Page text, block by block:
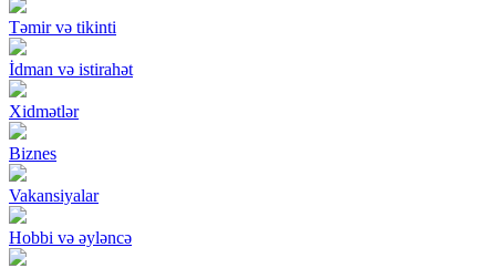
Təmir və tikinti
İdman və istirahət
Xidmətlər
Biznes
Vakansiyalar
Hobbi və əyləncə